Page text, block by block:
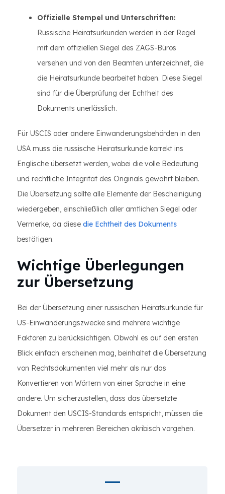
Offizielle Stempel und Unterschriften:
Russische Heiratsurkunden werden in der Regel
mit dem offiziellen Siegel des ZAGS-Büros
versehen und von den Beamten unterzeichnet, die
die Heiratsurkunde bearbeitet haben. Diese Siegel
sind für die Überprüfung der Echtheit des
Dokuments unerlässlich.
Für USCIS oder andere Einwanderungsbehörden in den
USA muss die russische Heiratsurkunde korrekt ins
Englische übersetzt werden, wobei die volle Bedeutung
und rechtliche Integrität des Originals gewahrt bleiben.
Die Übersetzung sollte alle Elemente der Bescheinigung
wiedergeben, einschließlich aller amtlichen Siegel oder
Vermerke, da diese die Echtheit des Dokuments
bestätigen.
Wichtige Überlegungen
zur Übersetzung
Bei der Übersetzung einer russischen Heiratsurkunde für
US-Einwanderungszwecke sind mehrere wichtige
Faktoren zu berücksichtigen. Obwohl es auf den ersten
Blick einfach erscheinen mag, beinhaltet die Übersetzung
von Rechtsdokumenten viel mehr als nur das
Konvertieren von Wörtern von einer Sprache in eine
andere. Um sicherzustellen, dass das übersetzte
Dokument den USCIS-Standards entspricht, müssen die
Übersetzer in mehreren Bereichen akribisch vorgehen.